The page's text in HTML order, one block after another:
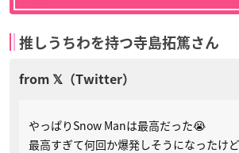
推しうちわを持つ寺島拓篤さん
やっぱりSnow Manは最高だった😭
最高すぎて何回か爆発しそうになったけ